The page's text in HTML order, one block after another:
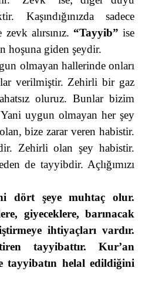
Kaşındığınızda sadece
alırsınız. “Tayyib” ise
hoşuna giden şeydir.
olmayan hallerinde onları
verilmiştir. Zehirli bir gaz
oluruz. Bunlar bizim
uygun olmayan her şey
bize zarar veren habistir.
Zehirli olan şey habistir.
de tayyibdir. Açlığımızı
dört şeye muhtaç olur.
giyeceklere, barınacak
ihtiyaçları vardır.
tayyibattır. Kur’an
tayyibatın helal edildiğini